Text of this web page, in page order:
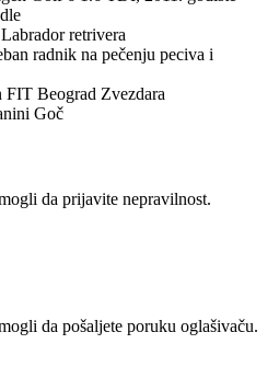
da prijavite nepravilnost.
da pošaljete poruku oglašivaču.